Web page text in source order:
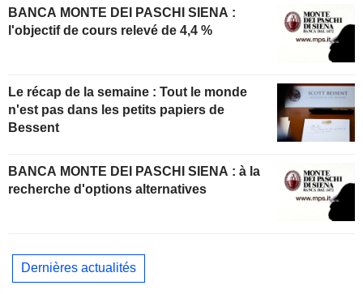
BANCA MONTE DEI PASCHI SIENA :
l'objectif de cours relevé de 4,4 %
Le récap de la semaine : Tout le monde
n'est pas dans les petits papiers de
Bessent
BANCA MONTE DEI PASCHI SIENA : à la
recherche d'options alternatives
Dernières actualités